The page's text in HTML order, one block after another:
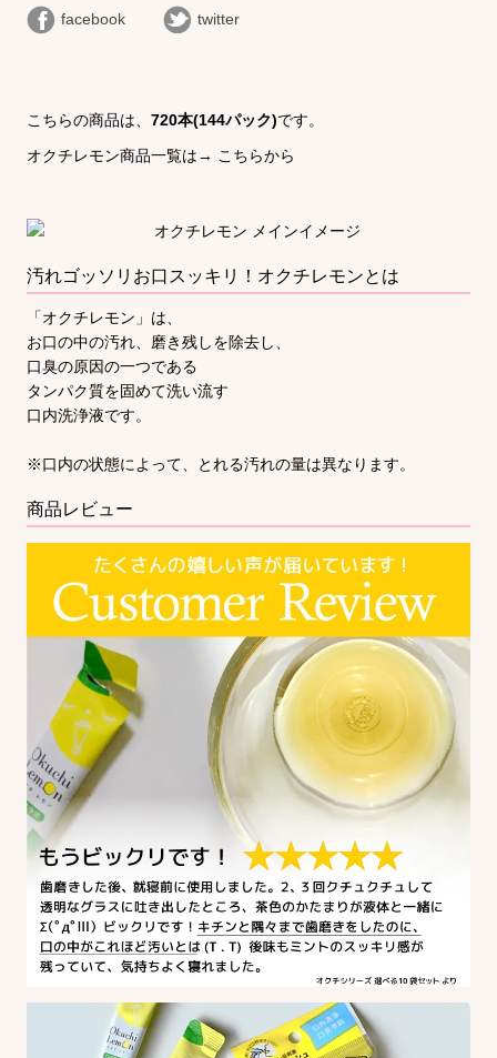
facebook twitter
こちらの商品は、720本(144パック)です。
オクチレモン商品一覧は→ こちらから
汚れゴッソリお口スッキリ！オクチレモンとは
「オクチレモン」は、
お口の中の汚れ、磨き残しを除去し、
口臭の原因の一つである
タンパク質を固めて洗い流す
口内洗浄液です。
※口内の状態によって、とれる汚れの量は異なります。
商品レビュー